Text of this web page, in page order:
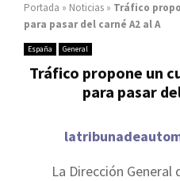
Portada » Noticias » Tráfico
para pasar del carné A2 al A
España General
Tráfico propone un
para pasar
La Dirección